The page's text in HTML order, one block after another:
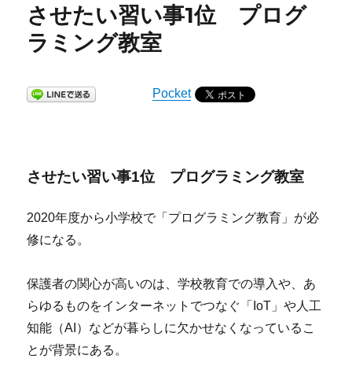
させたい習い事1位 プログ
ラミング教室
Pocket
させたい習い事1位 プログラミング教室
2020年度から小学校で「プログラミング教育」が必
修になる。
保護者の関心が高いのは、学校教育での導入や、あ
らゆるものをインターネットでつなぐ「IoT」や人工
知能（AI）などが暮らしに欠かせなくなっているこ
とが背景にある。